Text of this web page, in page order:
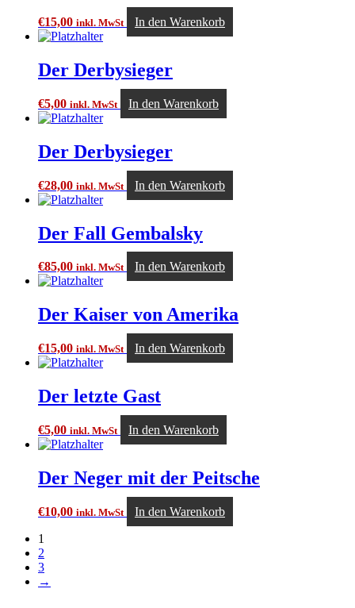
€15,00 inkl. MwSt In den Warenkorb
Der Derbysieger
€5,00 inkl. MwSt In den Warenkorb
Der Derbysieger
€28,00 inkl. MwSt In den Warenkorb
Der Fall Gembalsky
€85,00 inkl. MwSt In den Warenkorb
Der Kaiser von Amerika
€15,00 inkl. MwSt In den Warenkorb
Der letzte Gast
€5,00 inkl. MwSt In den Warenkorb
Der Neger mit der Peitsche
€10,00 inkl. MwSt
In den Warenkorb
1
2
3
→